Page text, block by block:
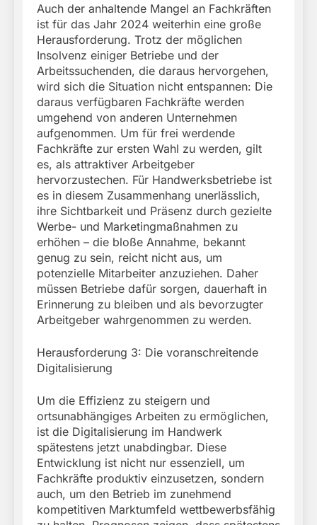
Auch der anhaltende Mangel an Fachkräften
ist für das Jahr 2024 weiterhin eine große
Herausforderung. Trotz der möglichen
Insolvenz einiger Betriebe und der
Arbeitssuchenden, die daraus hervorgehen,
wird sich die Situation nicht entspannen: Die
daraus verfügbaren Fachkräfte werden
umgehend von anderen Unternehmen
aufgenommen. Um für frei werdende
Fachkräfte zur ersten Wahl zu werden, gilt
es, als attraktiver Arbeitgeber
hervorzustechen. Für Handwerksbetriebe ist
es in diesem Zusammenhang unerlässlich,
ihre Sichtbarkeit und Präsenz durch gezielte
Werbe- und Marketingmaßnahmen zu
erhöhen – die bloße Annahme, bekannt
genug zu sein, reicht nicht aus, um
potenzielle Mitarbeiter anzuziehen. Daher
müssen Betriebe dafür sorgen, dauerhaft in
Erinnerung zu bleiben und als bevorzugter
Arbeitgeber wahrgenommen zu werden.
Herausforderung 3: Die voranschreitende
Digitalisierung
Um die Effizienz zu steigern und
ortsunabhängiges Arbeiten zu ermöglichen,
ist die Digitalisierung im Handwerk
spätestens jetzt unabdingbar. Diese
Entwicklung ist nicht nur essenziell, um
Fachkräfte produktiv einzusetzen, sondern
auch, um den Betrieb im zunehmend
kompetitiven Marktumfeld wettbewerbsfähig